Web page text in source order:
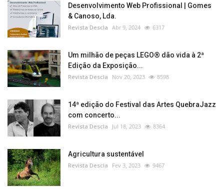
Desenvolvimento Web Profissional | Gomes
& Canoso, Lda.
Revista Descla Abr 9, 2024 6317
Um milhão de peças LEGO® dão vida à 2ª
Edição da Exposição...
Revista Descla Nov 20, 2023 8598
14ª edição do Festival das Artes QuebraJazz
com concerto...
Revista Descla Jul 18, 2023 8364
Agricultura sustentável
Revista Descla Fev 3, 2023 9467